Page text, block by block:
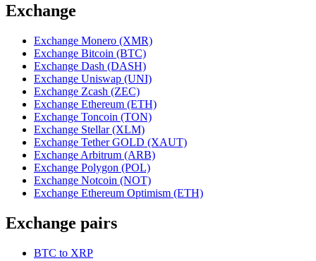
Exchange
Exchange Monero (XMR)
Exchange Bitcoin (BTC)
Exchange Dash (DASH)
Exchange Uniswap (UNI)
Exchange Zcash (ZEC)
Exchange Ethereum (ETH)
Exchange Toncoin (TON)
Exchange Stellar (XLM)
Exchange Tether GOLD (XAUT)
Exchange Arbitrum (ARB)
Exchange Polygon (POL)
Exchange Notcoin (NOT)
Exchange Ethereum Optimism (ETH)
Exchange pairs
BTC to XRP